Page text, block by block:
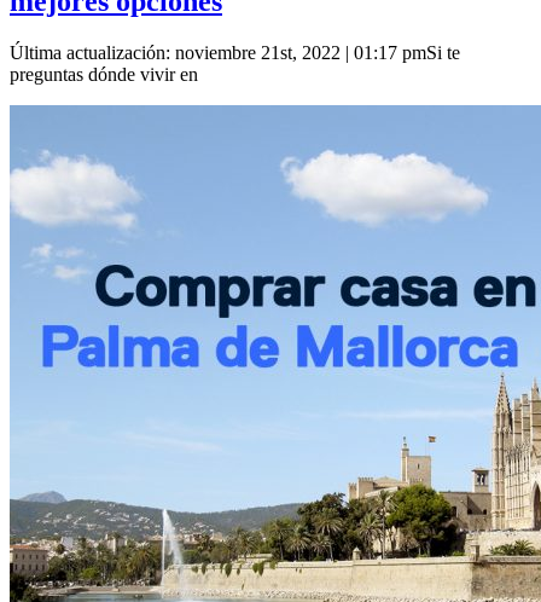
Última actualización: noviembre 21st, 2022 | 01:17 pmSi te
preguntas dónde vivir en